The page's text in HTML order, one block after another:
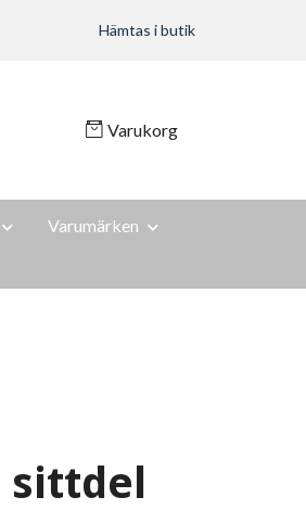
Hämtas i butik
Varukorg
Varumärken